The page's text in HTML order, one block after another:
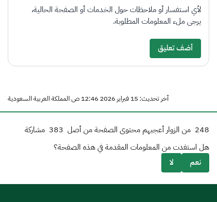
لأي استفسار أو ملاحظات حول الخدمات أو الصفحة الحالية،
يرجى ملء المعلومات المطلوبة.
أضف تعليق
آخر تحديث: 15 فبراير 2026 12:46 ص المملكة العربية السعودية
248 من الزوار أعجبهم محتوى الصفحة من أصل 383 مشاركة
هل استفدت من المعلومات المقدمة في هذه الصفحة؟
نعم
لا